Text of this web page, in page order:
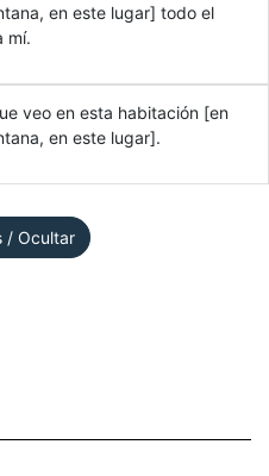
en este lugar] todo el
mí.
veo en esta habitación [en
en este lugar].
/ Ocultar